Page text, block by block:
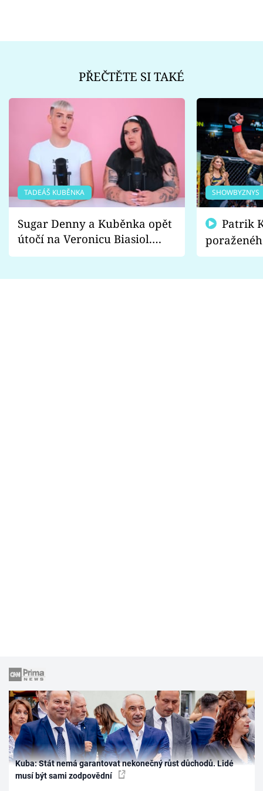
PŘEČTĚTE SI TAKÉ
TADEÁŠ KUBĚNKA
Sugar Denny a Kuběnka opět
útočí na Veronicu Biasiol.
Proč je podle nich falešná a
SHOWBYZNYS
fanoušci
Kuba: Stát nemá garantovat nekonečný růst důchodů. Lidé
musí být sami zodpovědní